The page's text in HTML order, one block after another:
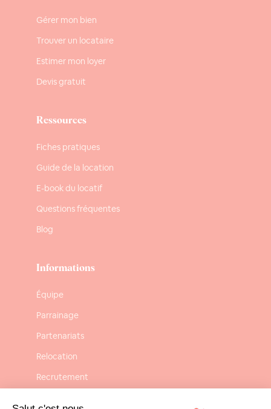
Gérer mon bien
Trouver un locataire
Estimer mon loyer
Devis gratuit
Ressources
Fiches pratiques
Guide de la location
E-book du locatif
Questions fréquentes
Blog
Informations
Équipe
Parrainage
Partenariats
Relocation
Recrutement